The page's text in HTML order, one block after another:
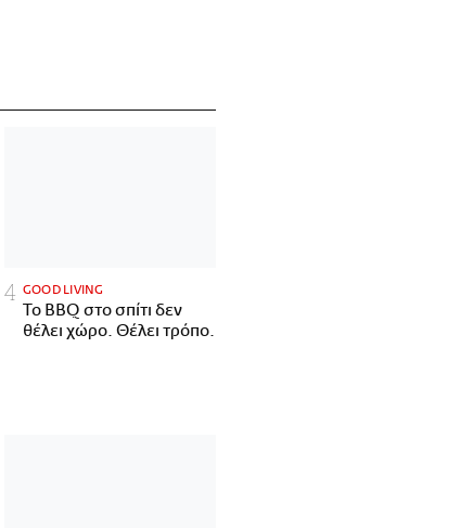
GOOD LIVING
Το BBQ στο σπίτι δεν
θέλει χώρο. Θέλει τρόπο.